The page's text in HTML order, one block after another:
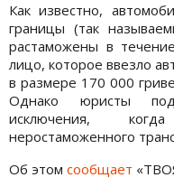
Как известно,
границы (так
растаможены в
лицо, которое ввезло
в размере 170 000
Однако юристы
исключения,
неростаможенного
Об этом сообщает